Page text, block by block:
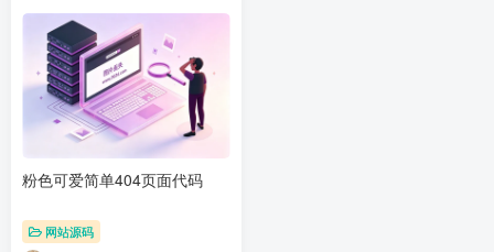
粉色可爱简单404页面代码
网站源码